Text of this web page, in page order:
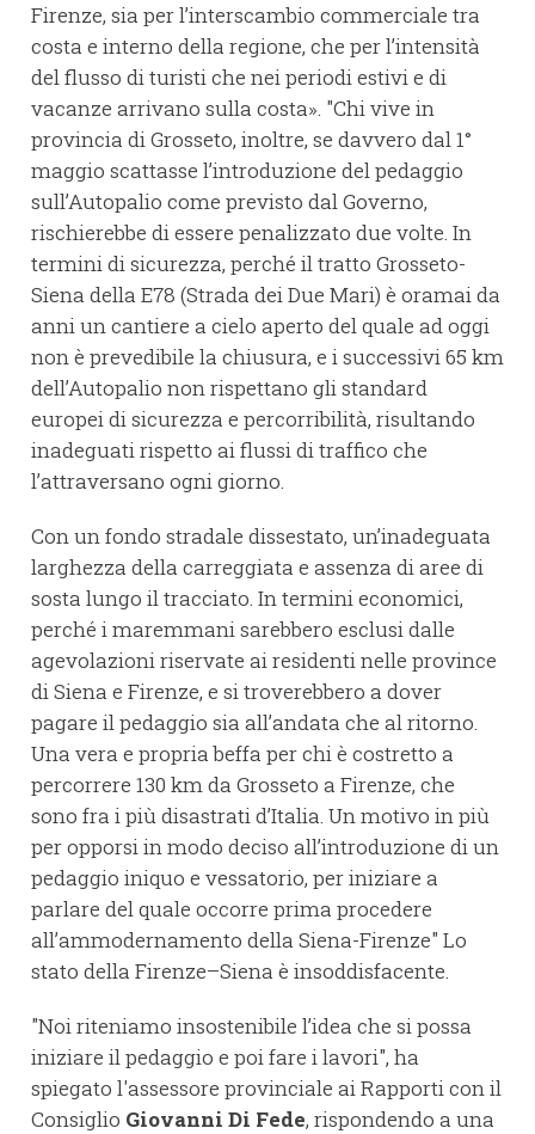
Firenze, sia per l’interscambio commerciale tra
costa e interno della regione, che per l’intensità
del flusso di turisti che nei periodi estivi e di
vacanze arrivano sulla costa». "Chi vive in
provincia di Grosseto, inoltre, se davvero dal 1°
maggio scattasse l’introduzione del pedaggio
sull’Autopalio come previsto dal Governo,
rischierebbe di essere penalizzato due volte. In
termini di sicurezza, perché il tratto Grosseto-
Siena della E78 (Strada dei Due Mari) è oramai da
anni un cantiere a cielo aperto del quale ad oggi
non è prevedibile la chiusura, e i successivi 65 km
dell’Autopalio non rispettano gli standard
europei di sicurezza e percorribilità, risultando
inadeguati rispetto ai flussi di traffico che
l’attraversano ogni giorno.
Con un fondo stradale dissestato, un’inadeguata
larghezza della carreggiata e assenza di aree di
sosta lungo il tracciato. In termini economici,
perché i maremmani sarebbero esclusi dalle
agevolazioni riservate ai residenti nelle province
di Siena e Firenze, e si troverebbero a dover
pagare il pedaggio sia all’andata che al ritorno.
Una vera e propria beffa per chi è costretto a
percorrere 130 km da Grosseto a Firenze, che
sono fra i più disastrati d’Italia. Un motivo in più
per opporsi in modo deciso all’introduzione di un
pedaggio iniquo e vessatorio, per iniziare a
parlare del quale occorre prima procedere
all’ammodernamento della Siena-Firenze" Lo
stato della Firenze–Siena è insoddisfacente.
"Noi riteniamo insostenibile l’idea che si possa
iniziare il pedaggio e poi fare i lavori", ha
spiegato l'assessore provinciale ai Rapporti con il
Consiglio Giovanni Di Fede, rispondendo a una